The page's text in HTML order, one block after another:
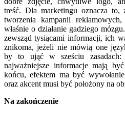
treść. Dla marketingu oznacza to,
tworzenia kampanii
właśnie o działanie gadziego
zewsząd tysiącami informacji, ich
znikoma, jeżeli nie mówią one
by to ująć w sześciu zasadach:
najważniejsze informacje mają
końcu, efektem ma być
oraz akcent musi być położony na
Na zakończenie